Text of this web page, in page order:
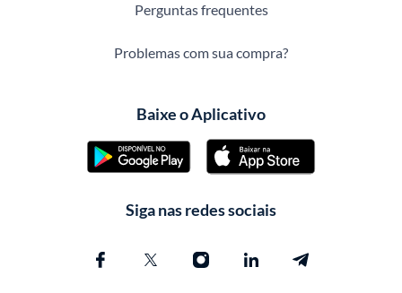
Perguntas frequentes
Problemas com sua compra?
Baixe o Aplicativo
Siga nas redes sociais